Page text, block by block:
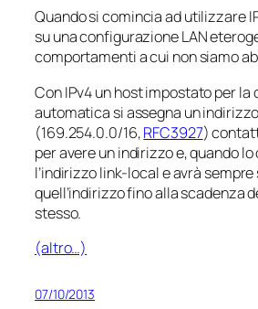
Quando si comincia ad utilizzare
su una configurazione LAN
comportamenti a cui non siamo
Con IPv4 un host impostato per
automatica si assegna un
(169.254.0.0/16,RFC3927)
per avere un indirizzo e, quando
l’indirizzo link-local e avrà
quell’indirizzo fino alla scadenza
stesso.
(altro…)
07/10/2013